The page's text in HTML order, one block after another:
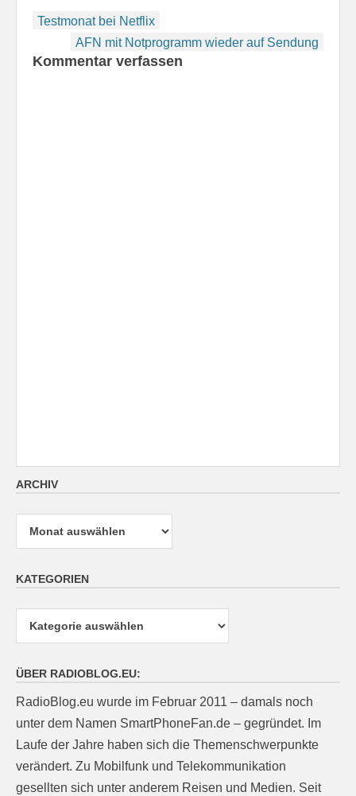
Beitragsnavigation
Testmonat bei Netflix
AFN mit Notprogramm wieder auf Sendung
Kommentar verfassen
ARCHIV
Archiv
KATEGORIEN
Kategorien
ÜBER RADIOBLOG.EU:
RadioBlog.eu wurde im Februar 2011 – damals noch
unter dem Namen SmartPhoneFan.de – gegründet. Im
Laufe der Jahre haben sich die Themenschwerpunkte
verändert. Zu Mobilfunk und Telekommunikation
gesellten sich unter anderem Reisen und Medien. Seit